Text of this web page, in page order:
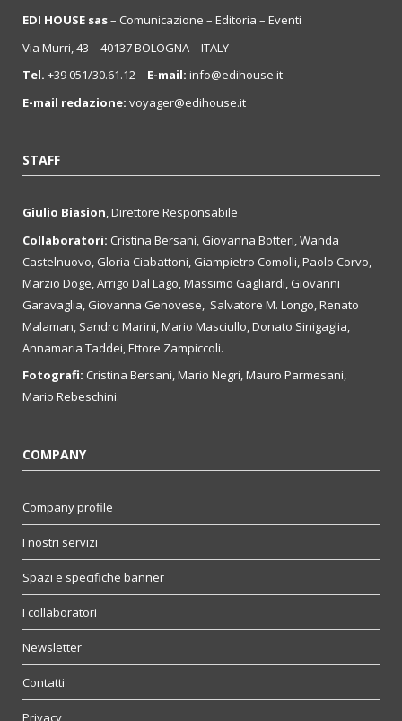
EDI HOUSE sas– Comunicazione – Editoria – Eventi
Via Murri, 43 – 40137 BOLOGNA – ITALY
Tel. +39 051/30.61.12 – E-mail: info@edihouse.it
E-mail redazione: voyager@edihouse.it
STAFF
Giulio Biasion, Direttore Responsabile
Collaboratori: Cristina Bersani, Giovanna Botteri, Wanda
Castelnuovo, Gloria Ciabattoni, Giampietro Comolli, Paolo Corvo,
Marzio Doge, Arrigo Dal Lago, Massimo Gagliardi, Giovanni
Garavaglia, Giovanna Genovese, Salvatore M. Longo, Renato
Malaman, Sandro Marini, Mario Masciullo, Donato Sinigaglia,
Annamaria Taddei, Ettore Zampiccoli.
Fotografi: Cristina Bersani, Mario Negri, Mauro Parmesani,
Mario Rebeschini.
COMPANY
Company profile
I nostri servizi
Spazi e specifiche banner
I collaboratori
Newsletter
Contatti
Privacy